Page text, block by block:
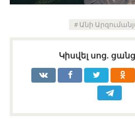
Անի
Կիսվել սոց․